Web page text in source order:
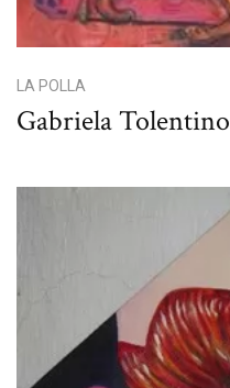
LA POLLA
Gabriela Tolentino